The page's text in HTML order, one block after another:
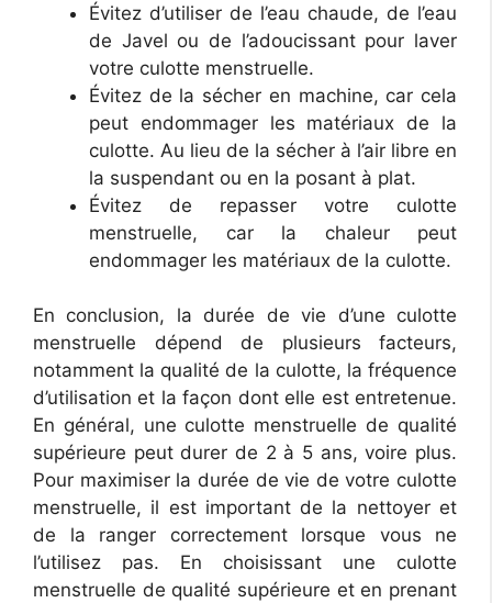
Évitez d’utiliser de l’eau chaude, de l’eau
de Javel ou de l’adoucissant pour laver
votre culotte menstruelle.
Évitez de la sécher en machine, car cela
peut endommager les matériaux de la
culotte. Au lieu de la sécher à l’air libre en
la suspendant ou en la posant à plat.
Évitez de repasser votre culotte
menstruelle, car la chaleur peut
endommager les matériaux de la culotte.
En conclusion, la durée de vie d’une culotte
menstruelle dépend de plusieurs facteurs,
notamment la qualité de la culotte, la fréquence
d’utilisation et la façon dont elle est entretenue.
En général, une culotte menstruelle de qualité
supérieure peut durer de 2 à 5 ans, voire plus.
Pour maximiser la durée de vie de votre culotte
menstruelle, il est important de la nettoyer et
de la ranger correctement lorsque vous ne
l’utilisez pas. En choisissant une culotte
menstruelle de qualité supérieure et en prenant